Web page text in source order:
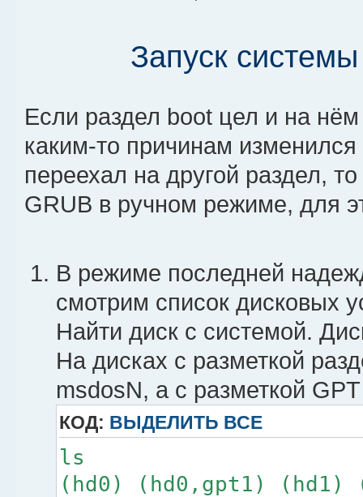
Запуск
Если раздел boot цел и на
каким-то причинам
переехал на другой раздел,
GRUB в ручном режиме, для
В режиме последней
смотрим список дисковых
Найти диск с системой.
На дисках с разметкой
msdosN, а с разметкой
КОД: ВЫДЕЛИТЬ ВСЕ
ls
(hd0) (hd0,gpt1) (hd1)